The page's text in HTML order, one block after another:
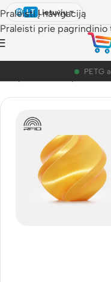
Praleisti į navigaciją
Praleisti prie pagrindinio
LT Lietuvių
PETG
Spausdinimo plastikai/